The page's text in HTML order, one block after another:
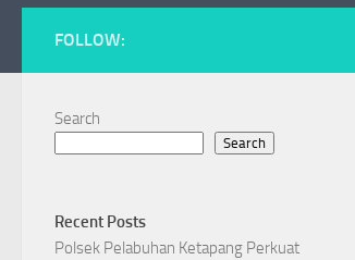
FOLLOW:
Search
Search
Recent Posts
Polsek Pelabuhan Ketapang Perkuat